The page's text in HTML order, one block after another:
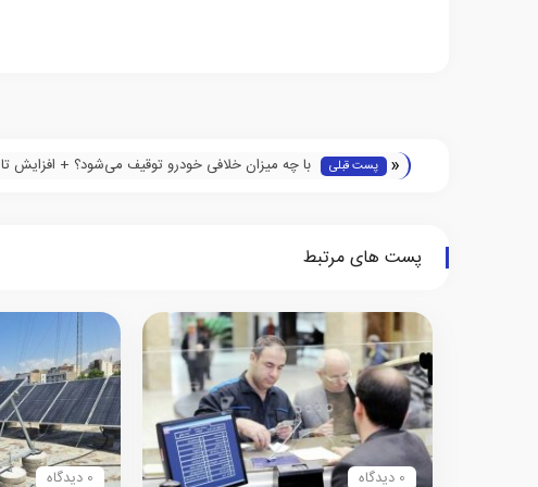
« پست قبلی
با چه میزان خلافی خودرو توقیف می‌شود؟ + افزایش تا
پست های مرتبط
0 دیدگاه 0 دیدگاه